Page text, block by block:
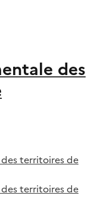
des
territoires de
territoires de